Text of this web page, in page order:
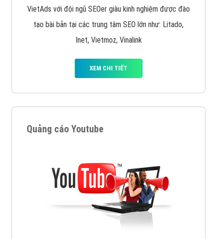
VietAds với đội ngũ SEOer giàu kinh nghiệm được đào
tạo bài bản tại các trung tâm SEO lớn như: Litado,
Inet, Vietmoz, Vinalink
XEM CHI TIẾT
Quảng cáo Youtube